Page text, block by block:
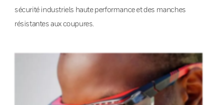
sécurité industriels haute performance et des manches
résistantes aux coupures.